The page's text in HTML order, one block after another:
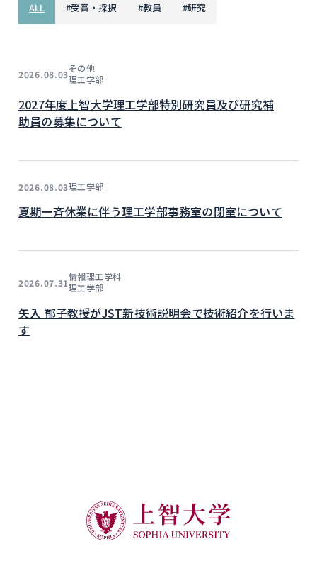
ALL #受賞・採択 #教員 #研究
2026.08.03その他
理工学部
2027年度上智大学理工学部特別研究員及び研究補
助員の募集について
2026.08.03理工学部
夏期一斉休業に伴う理工学部事務室の閉室について
2026.07.31情報理工学科
理工学部
矢入 郁子教授がJST新技術説明会で技術紹介を行いま
す